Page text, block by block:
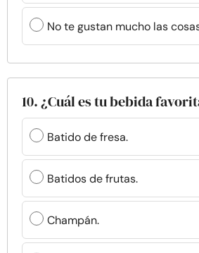
No te gustan mucho las
10. ¿Cuál es tu bebida
Batido de fresa.
Batidos de frutas.
Champán.